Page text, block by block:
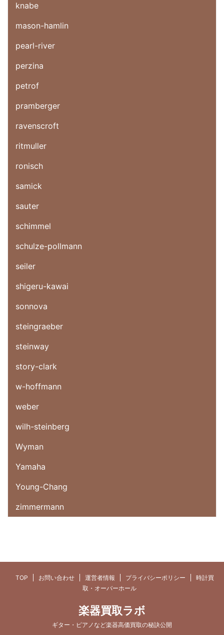
knabe
mason-hamlin
pearl-river
perzina
petrof
pramberger
ravenscroft
ritmuller
ronisch
samick
sauter
schimmel
schulze-pollmann
seiler
shigeru-kawai
sonnova
steingraeber
steinway
story-clark
w-hoffmann
weber
wilh-steinberg
Wyman
Yamaha
Young-Chang
zimmermann
TOP お問い合わせ 運営者情報 プライバシーポリシー
時計買
取・オーバーホール
楽器買取ラボ
ギター・ピアノなど楽器高価買取の秘訣公開